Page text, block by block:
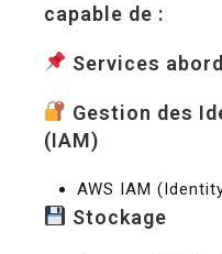
capable de :
Services
Gestion des
(IAM)
AWS IAM
Stockage